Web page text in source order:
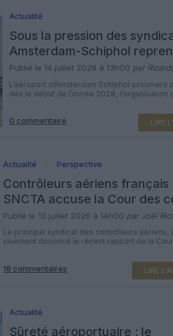
Actualité
Sous la pression des
Amsterdam-Schiphol
sur l’assistance aux
handicapés
Publié le 14 juillet 2026 à 13h00 par
L’aéroport d’Amsterdam Schiphol assumera
dès le début de l’année 2028, l’organisation
confié à Axxicom Airport Caddy. Environ 1
seront concernés par cette réorganisation,
alors que le nombre de passagers
0 commentaire LIRE
Actualité Perspective
Contrôleurs aériens français
SNCTA accuse la Cour des
de « méconnaître le droit »
Publié le 13 juillet 2026 à 14h00 par Joël
Le principal syndicat des contrôleurs aériens,
vivement dénoncé le récent rapport de la
contrôle aérien français, l’accusant de
chiffres erronés » et de formuler des
totalement inadaptées » au droit en vigueur.
18 commentaires LIRE
Actualité
Sûreté aéroportuaire : le